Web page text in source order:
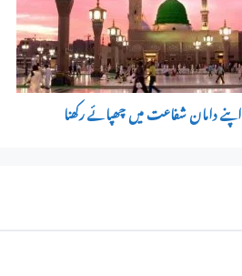
اپنے دامان شفاعت میں چھپائے رکھنا